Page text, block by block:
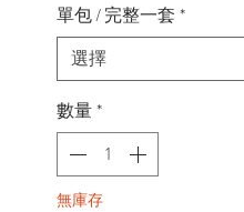
單包 / 完整一套 *
選擇
數量*
無庫存